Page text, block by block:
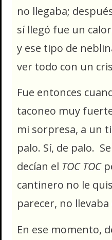
no llegaba;
sí llegó fue un
y ese tipo de
ver todo con un
Fue entonces
taconeo muy
mi sorpresa, a un
palo. Sí, de palo.
decían el TOC TOC
cantinero no le
parecer, no
En ese momento,